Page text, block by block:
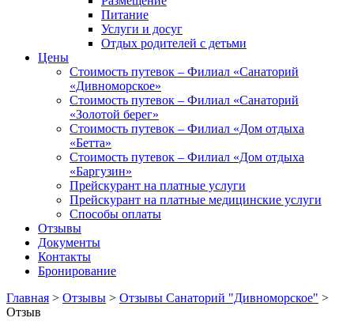
Питание
Услуги и досуг
Отдых родителей с детьми
Цены
Стоимость путевок – Филиал «Санаторий
«Дивноморское»
Стоимость путевок – Филиал «Санаторий
«Золотой берег»
Стоимость путевок – Филиал «Дом отдыха
«Бетта»
Стоимость путевок – Филиал «Дом отдыха
«Баргузин»
Прейскурант на платные услуги
Прейскурант на платные медицинские услуги
Способы оплаты
Отзывы
Документы
Контакты
Бронирование
Главная > Отзывы > Отзывы Санаторий "Дивноморское" >
Отзыв